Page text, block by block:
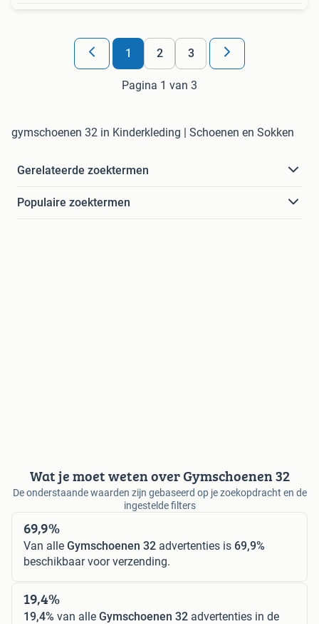
1 2 3
Pagina 1 van 3
gymschoenen 32 in Kinderkleding | Schoenen en Sokken
Gerelateerde zoektermen
Populaire zoektermen
Wat je moet weten over Gymschoenen 32
De onderstaande waarden zijn gebaseerd op je zoekopdracht en de
ingestelde filters
69,9%
Van alle Gymschoenen 32 advertenties is 69,9%
beschikbaar voor verzending.
19,4%
19,4% van alle Gymschoenen 32 advertenties in de